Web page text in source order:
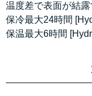
温度差で表面が結露
保冷最大24時間
保温最大6時間